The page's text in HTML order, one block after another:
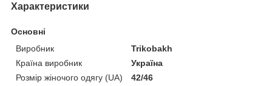
Характеристики
Основні
Виробник
Trikobakh
Країна виробник
Україна
Розмір жіночого одягу (UA)
42/46